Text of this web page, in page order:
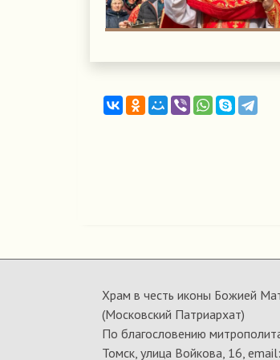
Храм в честь иконы Божией
(Московский Патриархат)
По благословению
Томск, улица Войкова, 16,